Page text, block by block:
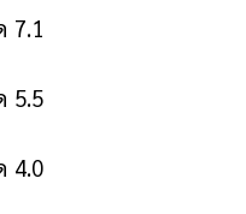
7.1
5.5
4.0